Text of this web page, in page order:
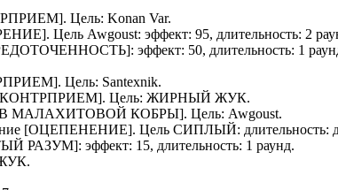
]. Цель: Konan Var.
]. Цель Awgoust: эффект: 95, длительность: 2
]: эффект: 50, длительность: 1
]. Цель: Santexnik.
КОНТРПРИЕМ]. Цель: ЖИРНЫЙ ЖУК.
МАЛАХИТОВОЙ КОБРЫ]. Цель: Awgoust.
[ОЦЕПЕНЕНИЕ]. Цель СИПЛЫЙ: длительность:
РАЗУМ]: эффект: 15, длительность: 1 раунд.